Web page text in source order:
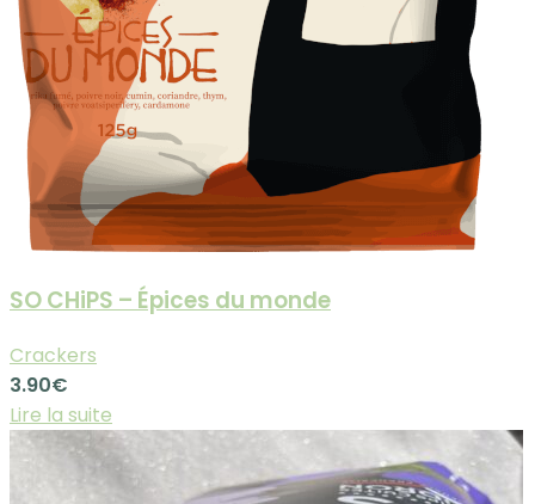
SO CHiPS – Épices du monde
Crackers
3.90€
Lire la suite